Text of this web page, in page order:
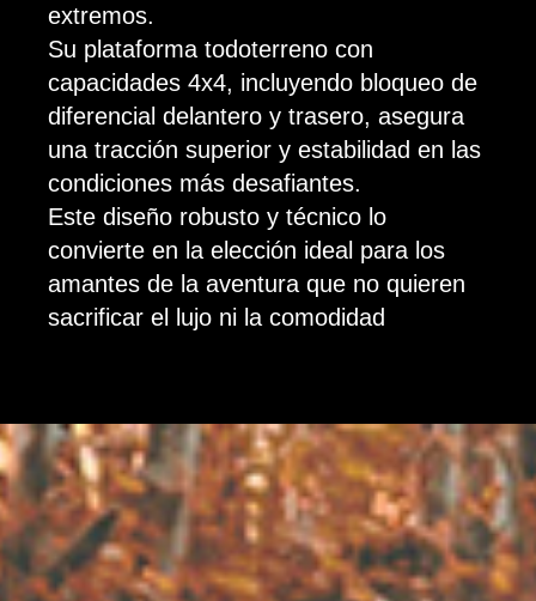
extremos.
Su plataforma todoterreno con
capacidades 4x4, incluyendo bloqueo de
diferencial delantero y trasero, asegura
una tracción superior y estabilidad en las
condiciones más desafiantes.
Este diseño robusto y técnico lo
convierte en la elección ideal para los
amantes de la aventura que no quieren
sacrificar el lujo ni la comodidad